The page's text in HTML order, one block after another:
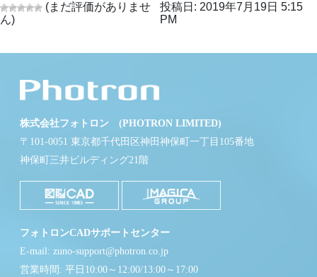
(まだ評価がありませ
ん)
投稿日: 2019年7月19日 5:15
PM
株式会社フォトロン (PHOTRON LIMITED)
〒101-0051 東京都千代田区神田神保町一丁目105番地
神保町三井ビルディング21階
フォトロンCADサポートセンター
E-mail: zuno-support@photron.co.jp
営業時間: 平日10:00～12:00/13:00～17:00